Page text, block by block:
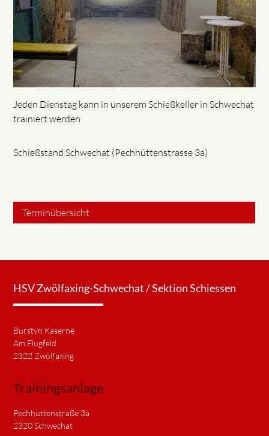
Jeden Dienstag kann in unserem Schießkeller in Schwechat
trainiert werden
Schießstand Schwechat (Pechhüttenstrasse 3a)
Terminübersicht
HSV Zwölfaxing-Schwechat / Sektion Schiessen
Burstyn Kaserne
Am Flugfeld
2322 Zwölfaxing
Trainingsanlage
Pechhüttenstraße 3a
2320 Schwechat